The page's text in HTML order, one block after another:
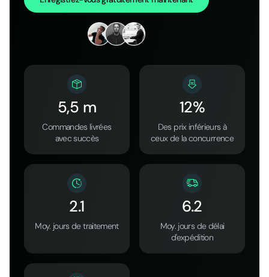
5,5 m
Commandes livrées
avec succès
12%
Des prix inférieurs à
ceux de la concurrence
2.1
Moy. jours de traitement
6.2
Moy. jours de délai
d'expédition